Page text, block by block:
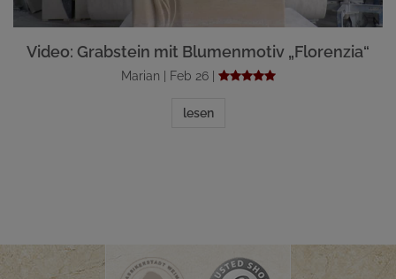
Video: Grabstein mit Blumenmotiv „Florenzia“
Marian | Feb 26 |
lesen